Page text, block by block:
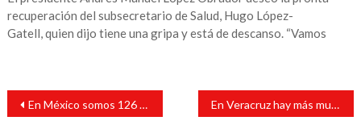
recuperación del subsecretario de Salud, Hugo López-
Gatell, quien dijo tiene una gripa y está de descanso. “Vamos
Navegación
entradas
En México somos 126 014 024 habitantes: Censo de Población y Vivienda En Veracruz hay más mujeres que hombres: INEGI